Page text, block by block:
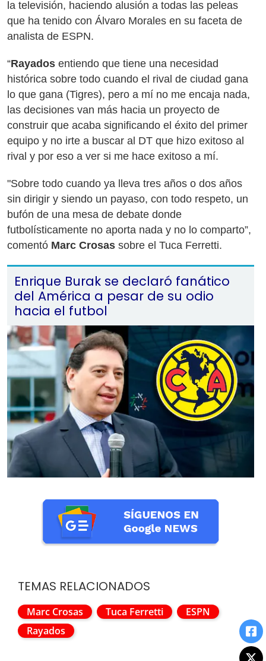
la televisión, haciendo alusión a todas las peleas
que ha tenido con Álvaro Morales en su faceta de
analista de ESPN.
“Rayados entiendo que tiene una necesidad
histórica sobre todo cuando el rival de ciudad gana
lo que gana (Tigres), pero a mí no me encaja nada,
las decisiones van más hacia un proyecto de
construir que acaba significando el éxito del primer
equipo y no irte a buscar al DT que hizo exitoso al
rival y por eso a ver si me hace exitoso a mí.
"Sobre todo cuando ya lleva tres años o dos años
sin dirigir y siendo un payaso, con todo respeto, un
bufón de una mesa de debate donde
futbolísticamente no aporta nada y no lo comparto”,
comentó Marc Crosas sobre el Tuca Ferretti.
Enrique Burak se declaró fanático
del América a pesar de su odio
hacia el futbol
TEMAS RELACIONADOS
Marc Crosas Tuca Ferretti
ESPN
Rayados